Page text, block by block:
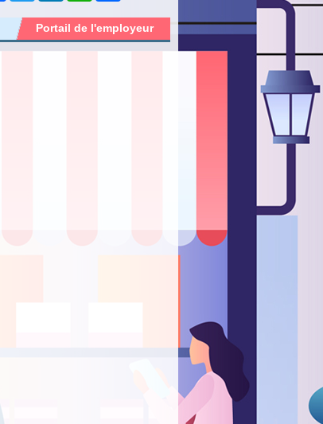
Portail de l'employeur